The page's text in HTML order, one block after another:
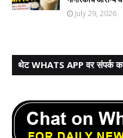
July 29, 2026
थेट WHATS APP वर संपर्क